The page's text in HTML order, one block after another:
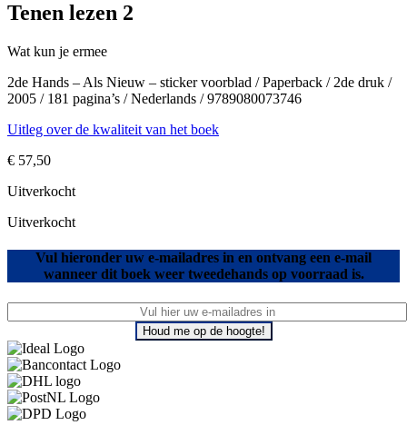
Tenen lezen 2
Wat kun je ermee
2de Hands – Als Nieuw – sticker voorblad / Paperback / 2de druk /
2005 / 181 pagina’s / Nederlands / 9789080073746
Uitleg over de kwaliteit van het boek
€ 57,50
Uitverkocht
Uitverkocht
Vul hieronder uw e-mailadres in en ontvang een e-mail
wanneer dit boek weer tweedehands op voorraad is.
Houd me op de hoogte!